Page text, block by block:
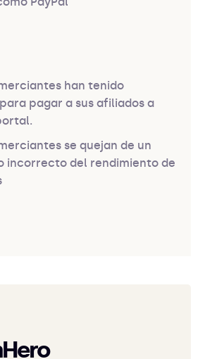
han tenido
pagar a sus afiliados a
se quejan de un
incorrecto del rendimiento de